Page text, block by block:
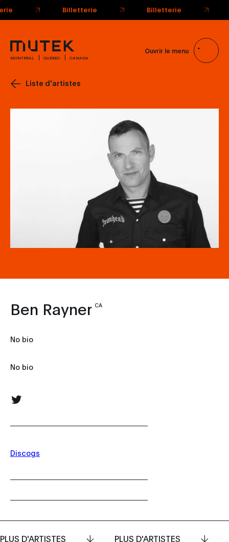
Billetterie Billetterie
MONTRÉAL QUÉBEC CANADA
Ouvrir le menu
Liste d'artistes
Ben Rayner CA
No bio
No bio
Discogs
PLUS D'ARTISTES PLUS D'ARTISTES